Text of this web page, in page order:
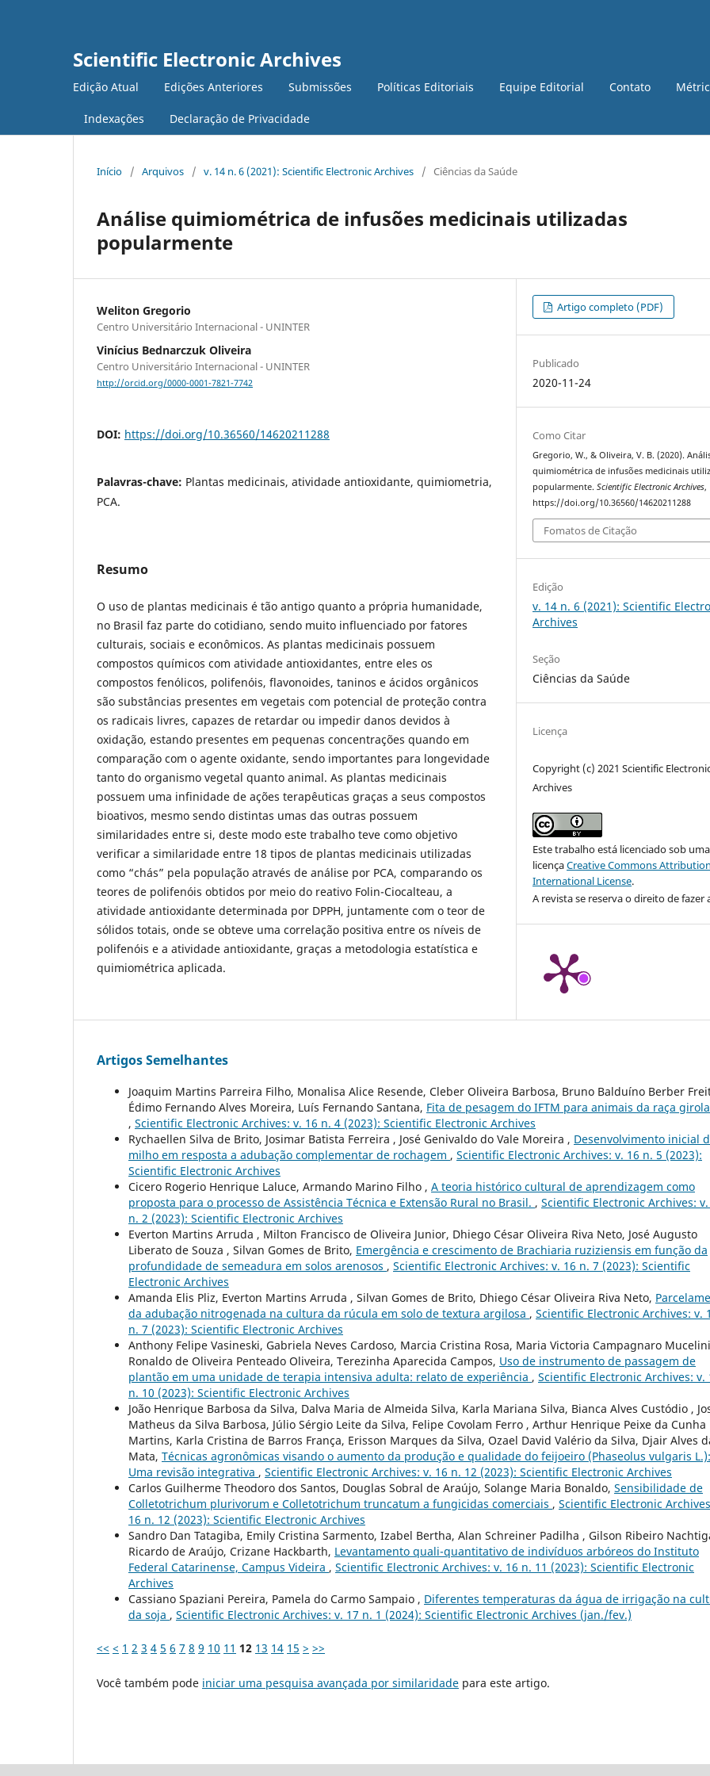
Scientific Electronic Archives
Edição Atual Edições Anteriores Submissões Políticas Editoriais Equipe Editorial Contato
Indexações Declaração de Privacidade
Início / Arquivos / v. 14 n. 6 (2021): Scientific Electronic Archives / Ciências da Saúde
Análise quimiométrica de infusões medicinais utilizadas
popularmente
Weliton Gregorio
Centro Universitário Internacional - UNINTER
Viní­cius Bednarczuk Oliveira
Centro Universitário Internacional - UNINTER
http://orcid.org/0000-0001-7821-7742
DOI: https://doi.org/10.36560/14620211288
Palavras-chave: Plantas medicinais, atividade antioxidante, quimiometria,
PCA.
Resumo
O uso de plantas medicinais é tão antigo quanto a própria humanidade,
no Brasil faz parte do cotidiano, sendo muito influenciado por fatores
culturais, sociais e econômicos. As plantas medicinais possuem
compostos químicos com atividade antioxidantes, entre eles os
compostos fenólicos, polifenóis, flavonoides, taninos e ácidos orgânicos
são substâncias presentes em vegetais com potencial de proteção contra
os radicais livres, capazes de retardar ou impedir danos devidos à
oxidação, estando presentes em pequenas concentrações quando em
comparação com o agente oxidante, sendo importantes para longevidade
tanto do organismo vegetal quanto animal. As plantas medicinais
possuem uma infinidade de ações terapêuticas graças a seus compostos
bioativos, mesmo sendo distintas umas das outras possuem
similaridades entre si, deste modo este trabalho teve como objetivo
verificar a similaridade entre 18 tipos de plantas medicinais utilizadas
como “chás” pela população através de análise por PCA, comparando os
teores de polifenóis obtidos por meio do reativo Folin-Ciocalteau, a
atividade antioxidante determinada por DPPH, juntamente com o teor de
sólidos totais, onde se obteve uma correlação positiva entre os níveis de
polifenóis e a atividade antioxidante, graças a metodologia estatística e
quimiométrica aplicada.
Artigo completo (PDF)
Publicado
2020-11-24
Como Citar
Gregorio, W., & Oliveira, V. B. (2020).
quimiométrica de infusões medicinais
popularmente.Scientific Electronic Archives,
https://doi.org/10.36560/14620211288
Fomatos de Citação
Edição
v. 14 n. 6 (2021): Scientific
Archives
Seção
Ciências da Saúde
Licença
Copyright (c) 2021 Scientific
Archives
Este trabalho está licenciado sob uma
licençaCreative Commons
International License.
A revista se reserva o direito de fazer
Artigos Semelhantes
Joaquim Martins Parreira Filho, Monalisa Alice Resende, Cleber Oliveira Barbosa, Bruno Balduíno Berber
Édimo Fernando Alves Moreira, Luís Fernando Santana, Fita de pesagem do IFTM para animais da raça
, Scientific Electronic Archives: v. 16 n. 4 (2023): Scientific Electronic Archives
Rychaellen Silva de Brito, Josimar Batista Ferreira , José Genivaldo do Vale Moreira , Desenvolvimento inicial
milho em resposta a adubação complementar de rochagem , Scientific Electronic Archives: v. 16 n. 5 (2023):
Scientific Electronic Archives
Cicero Rogerio Henrique Laluce, Armando Marino Filho , A teoria histórico cultural de aprendizagem como
proposta para o processo de Assistência Técnica e Extensão Rural no Brasil. , Scientific Electronic Archives: v.
n. 2 (2023): Scientific Electronic Archives
Everton Martins Arruda , Milton Francisco de Oliveira Junior, Dhiego César Oliveira Riva Neto, José Augusto
Liberato de Souza , Silvan Gomes de Brito, Emergência e crescimento de Brachiaria ruziziensis em função da
profundidade de semeadura em solos arenosos , Scientific Electronic Archives: v. 16 n. 7 (2023): Scientific
Electronic Archives
Amanda Elis Pliz, Everton Martins Arruda , Silvan Gomes de Brito, Dhiego César Oliveira Riva Neto,
da adubação nitrogenada na cultura da rúcula em solo de textura argilosa , Scientific Electronic Archives: v.
n. 7 (2023): Scientific Electronic Archives
Anthony Felipe Vasineski, Gabriela Neves Cardoso, Marcia Cristina Rosa, Maria Victoria Campagnaro
Ronaldo de Oliveira Penteado Oliveira, Terezinha Aparecida Campos, Uso de instrumento de passagem de
plantão em uma unidade de terapia intensiva adulta: relato de experiência , Scientific Electronic Archives: v.
n. 10 (2023): Scientific Electronic Archives
João Henrique Barbosa da Silva, Dalva Maria de Almeida Silva, Karla Mariana Silva, Bianca Alves Custódio ,
Matheus da Silva Barbosa, Júlio Sérgio Leite da Silva, Felipe Covolam Ferro , Arthur Henrique Peixe da Cunha
Martins, Karla Cristina de Barros França, Erisson Marques da Silva, Ozael David Valério da Silva, Djair Alves
Mata, Técnicas agronômicas visando o aumento da produção e qualidade do feijoeiro (Phaseolus vulgaris L.):
Uma revisão integrativa , Scientific Electronic Archives: v. 16 n. 12 (2023): Scientific Electronic Archives
Carlos Guilherme Theodoro dos Santos, Douglas Sobral de Araújo, Solange Maria Bonaldo, Sensibilidade de
Colletotrichum plurivorum e Colletotrichum truncatum a fungicidas comerciais , Scientific Electronic
16 n. 12 (2023): Scientific Electronic Archives
Sandro Dan Tatagiba, Emily Cristina Sarmento, Izabel Bertha, Alan Schreiner Padilha , Gilson Ribeiro
Ricardo de Araújo, Crizane Hackbarth, Levantamento quali-quantitativo de indivíduos arbóreos do Instituto
Federal Catarinense, Campus Videira , Scientific Electronic Archives: v. 16 n. 11 (2023): Scientific Electronic
Archives
Cassiano Spaziani Pereira, Pamela do Carmo Sampaio , Diferentes temperaturas da água de irrigação na
da soja , Scientific Electronic Archives: v. 17 n. 1 (2024): Scientific Electronic Archives (jan./fev.)
<< < 1 2 3 4 5 6 7 8 9 10 11 12 13 14 15 > >>
Você também pode iniciar uma pesquisa avançada por similaridade para este artigo.